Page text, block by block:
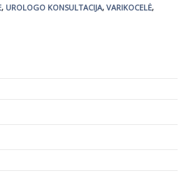
, UROLOGO KONSULTACIJA, VARIKOCELĖ,